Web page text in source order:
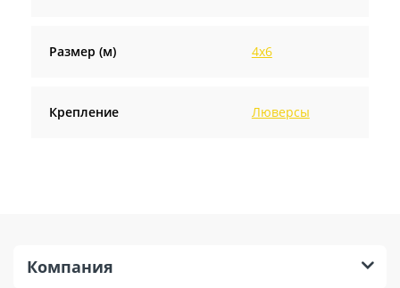
Размер (м) 4х6
Крепление Люверсы
Компания